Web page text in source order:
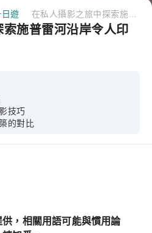
遊
施普雷河沿岸令人印
技巧
的對比
，相關用語可能與慣用論